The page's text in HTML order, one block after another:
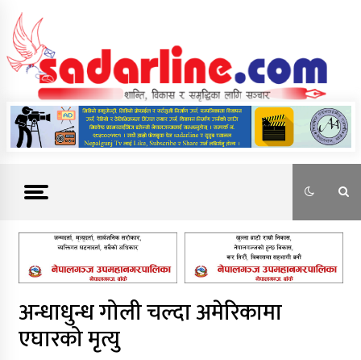
content
News For Nepal
अन्धाधुन्ध गोली चल्दा अमेरिकामा
एघारको मृत्यु